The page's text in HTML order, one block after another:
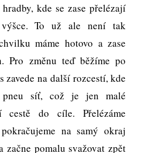
kde se zase přelézají
To už ale není tak
máme hotovo a zase
Pro změnu teď běžíme po
zavede na další rozcestí, kde
pneu síť, což je jen malé
cestě do cíle. Přelézáme
na samý okraj
začne pomalu svažovat zpět